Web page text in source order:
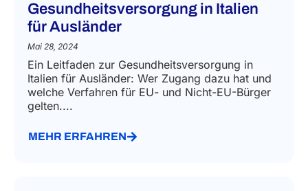
Gesundheitsversorgung in Italien
für Ausländer
Mai 28, 2024
Ein Leitfaden zur Gesundheitsversorgung in
Italien für Ausländer: Wer Zugang dazu hat und
welche Verfahren für EU- und Nicht-EU-Bürger
gelten....
MEHR ERFAHREN